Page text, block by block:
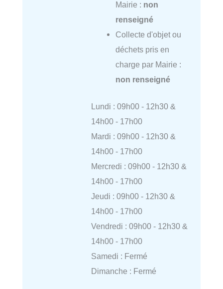
Mairie : non
renseigné
Collecte d'objet ou
déchets pris en
charge par Mairie :
non renseigné
Lundi : 09h00 - 12h30 &
14h00 - 17h00
Mardi : 09h00 - 12h30 &
14h00 - 17h00
Mercredi : 09h00 - 12h30 &
14h00 - 17h00
Jeudi : 09h00 - 12h30 &
14h00 - 17h00
Vendredi : 09h00 - 12h30 &
14h00 - 17h00
Samedi : Fermé
Dimanche : Fermé